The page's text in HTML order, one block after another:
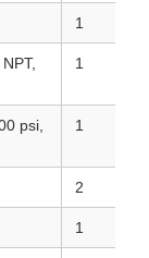
1
1
psi,
1
2
1